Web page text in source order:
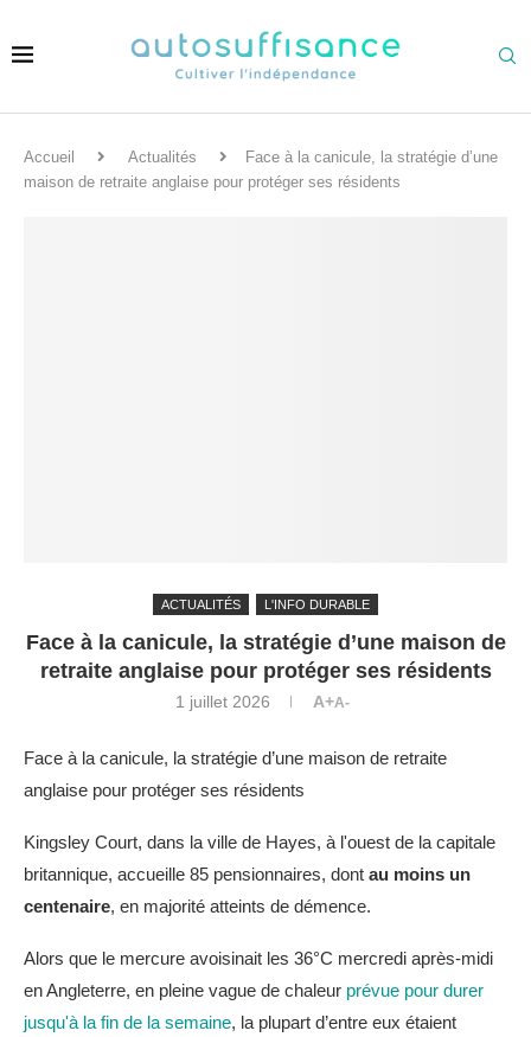
Accueil Actualités
Face à la canicule, la stratégie d’une
maison de retraite anglaise pour protéger ses résidents
ACTUALITÉS L'INFO DURABLE
Face à la canicule, la stratégie d’une maison de
retraite anglaise pour protéger ses résidents
1 juillet 2026 A+A-
Face à la canicule, la stratégie d’une maison de retraite
anglaise pour protéger ses résidents
Kingsley Court, dans la ville de Hayes, à l'ouest de la capitale
britannique, accueille 85 pensionnaires, dont au moins un
centenaire, en majorité atteints de démence.
Alors que le mercure avoisinait les 36°C mercredi après-midi
en Angleterre, en pleine vague de chaleur prévue pour durer
jusqu'à la fin de la semaine, la plupart d’entre eux étaient